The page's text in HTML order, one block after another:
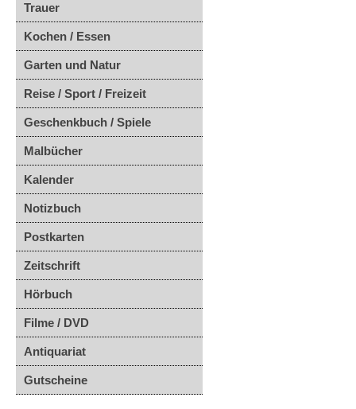
Trauer
Kochen / Essen
Garten und Natur
Reise / Sport / Freizeit
Geschenkbuch / Spiele
Malbücher
Kalender
Notizbuch
Postkarten
Zeitschrift
Hörbuch
Filme / DVD
Antiquariat
Gutscheine